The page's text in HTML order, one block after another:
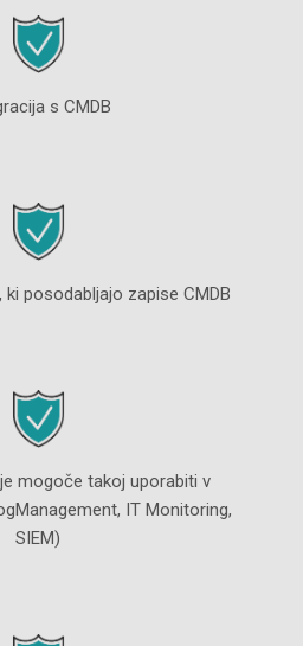
s CMDB
posodabljajo zapise CMDB
mogoče takoj uporabiti v
IT Monitoring,
SIEM)